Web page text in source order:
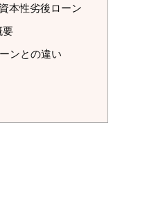
本性劣後ローン
要
ンとの違い